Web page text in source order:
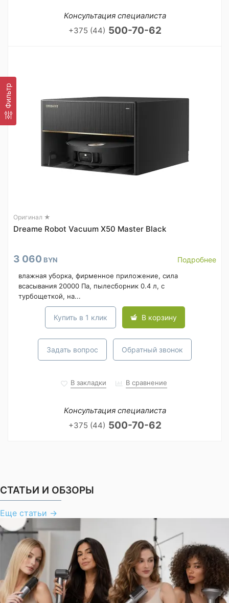
Фильтр
Консультация специалиста
+375 (44) 500-70-62
Оригинал ★
Dreame Robot Vacuum X50 Master Black
3 060 BYN Подробнее
влажная уборка, фирменное приложение, сила
всасывания 20000 Па, пылесборник 0.4 л, с
турбощеткой, на...
Купить в 1 клик В корзину
Задать вопрос Обратный звонок
В закладки В сравнение
Консультация специалиста
+375 (44) 500-70-62
СТАТЬИ И ОБЗОРЫ
Еще статьи →